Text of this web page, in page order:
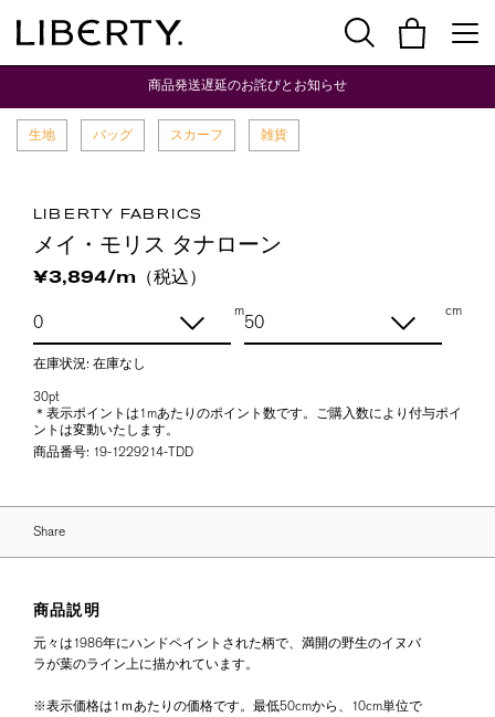
商品発送遅延のお詫びとお知らせ
生地 バッグ スカーフ 雑貨
LIBERTY FABRICS
メイ・モリス タナローン
¥3,894/m（税込）
m cm
在庫状況: 在庫なし
30pt
＊表示ポイントは1mあたりのポイント数です。ご購入数により付与ポイ
ントは変動いたします。
商品番号: 19-1229214-TDD
Share
商品説明
元々は1986年にハンドペイントされた柄で、満開の野生のイヌバ
ラが葉のライン上に描かれています。
※表示価格は1ｍあたりの価格です。最低50cmから、10cm単位で